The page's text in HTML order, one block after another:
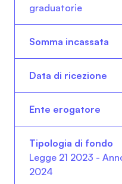
graduatorie
Legge 21 2023 -
2024